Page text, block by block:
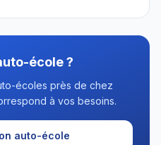
école ?
écoles près de chez
à vos besoins.
auto-école